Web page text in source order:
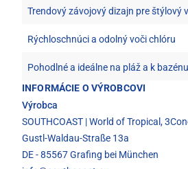
Trendový závojový dizajn pre štýlový
Rýchloschnúci a odolný voči chlóru
Pohodlné a ideálne na pláž a k bazénu
INFORMÁCIE O VÝROBCOVI
Výrobca
SOUTHCOAST | World of Tropical,
Gustl-Waldau-Straße 13a
DE - 85567 Grafing bei München